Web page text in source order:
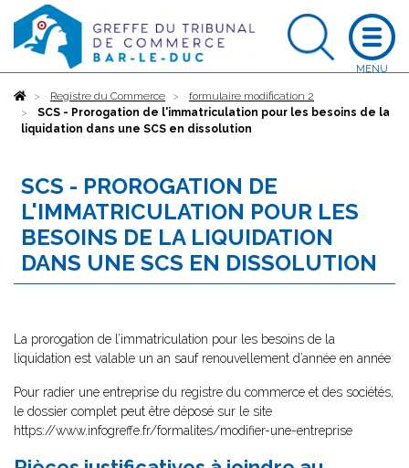
AccueilRegistre du Commerce
formulaire modification 2
SCS - Prorogation de l'immatriculation pour les besoins de la
liquidation dans une SCS en dissolution
SCS - PROROGATION DE
L'IMMATRICULATION POUR LES
BESOINS DE LA LIQUIDATION
DANS UNE SCS EN DISSOLUTION
La prorogation de l’immatriculation pour les besoins de la
liquidation est valable un an sauf renouvellement d’année en année
Pour radier une entreprise du registre du commerce et des sociétés,
le dossier complet peut être déposé sur le site
https://www.infogreffe.fr/formalites/modifier-une-entreprise